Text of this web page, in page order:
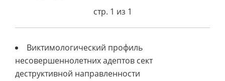
стр. 1 из 1
Виктимологический профиль
несовершеннолетних адептов сект
деструктивной направленности